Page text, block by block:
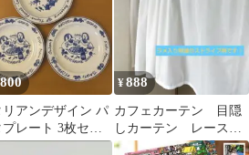
リアンデザイン パ
プレート 3枚セッ
¥888
カフェカーテン 目隠
しカーテン レースカ
ーテン 間仕切り